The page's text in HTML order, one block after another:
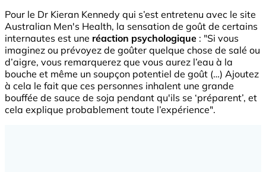
Pour le Dr Kieran Kennedy qui s’est entretenu avec le site
Australian Men's Health, la sensation de goût de certains
internautes est une réaction psychologique : "Si vous
imaginez ou prévoyez de goûter quelque chose de salé ou
d’aigre, vous remarquerez que vous aurez l’eau à la
bouche et même un soupçon potentiel de goût (…) Ajoutez
à cela le fait que ces personnes inhalent une grande
bouffée de sauce de soja pendant qu'ils se ‘préparent’, et
cela explique probablement toute l’expérience".